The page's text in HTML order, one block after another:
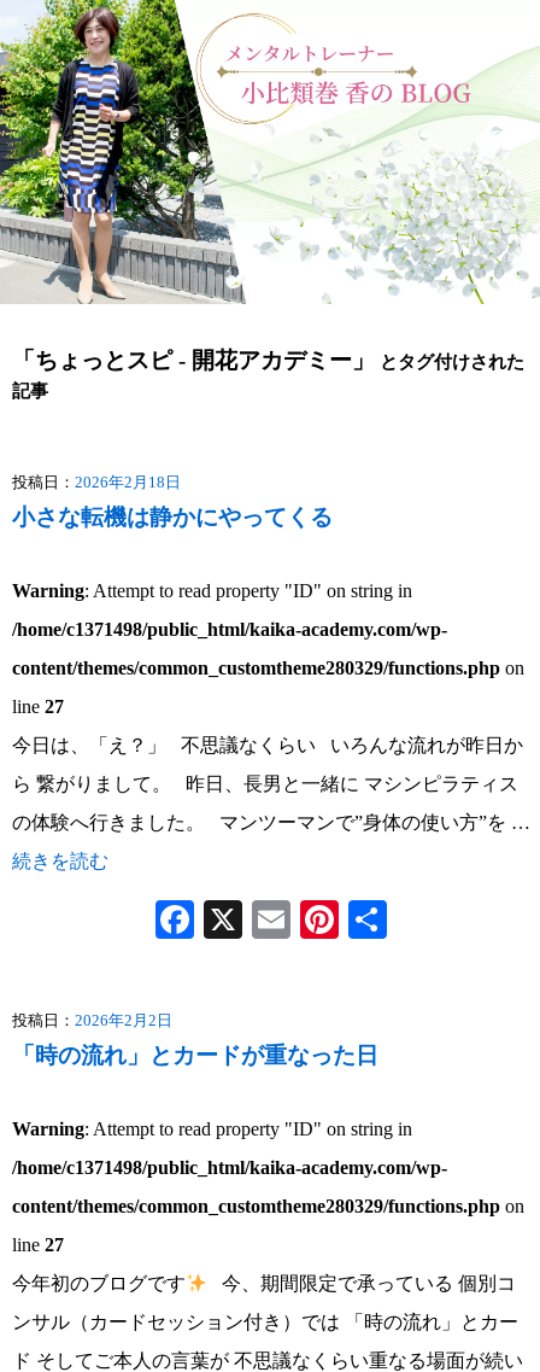
「ちょっとスピ - 開花アカデミー」
とタグ付けされた
記事
投稿日： 2026年2月18日
小さな転機は静かにやってくる
Warning: Attempt to read property "ID" on string in
/home/c1371498/public_html/kaika-academy.com/wp-
content/themes/common_customtheme280329/functions.php on
line 27
今日は、「え？」 不思議なくらい いろんな流れが昨日か
ら 繋がりまして。 昨日、長男と一緒に マシンピラティス
の体験へ行きました。 マンツーマンで”身体の使い方”を …
続きを読む
Facebook
X EmailPinterest
投稿日： 2026年2月2日
「時の流れ」とカードが重なった日
Warning: Attempt to read property "ID" on string in
/home/c1371498/public_html/kaika-academy.com/wp-
content/themes/common_customtheme280329/functions.php on
line 27
今年初のブログです
今、期間限定で承っている 個別コ
ンサル（カードセッション付き）では 「時の流れ」とカー
ド そしてご本人の言葉が 不思議なくらい重なる場面が続い